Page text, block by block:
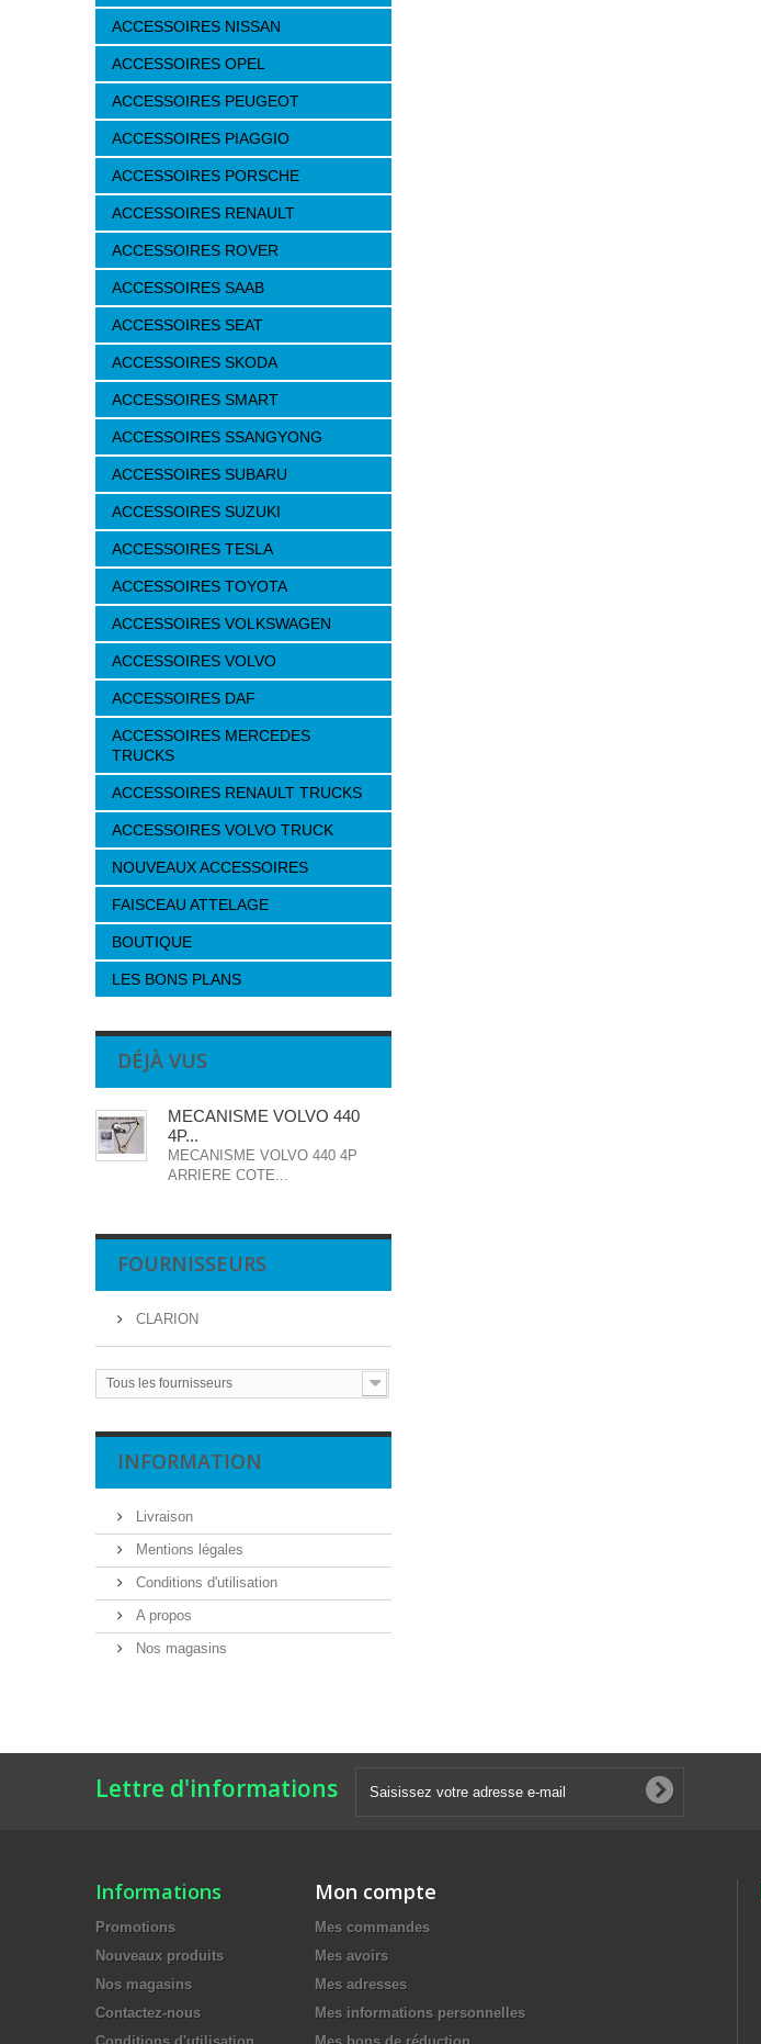
ACCESSOIRES NISSAN
ACCESSOIRES OPEL
ACCESSOIRES PEUGEOT
ACCESSOIRES PIAGGIO
ACCESSOIRES PORSCHE
ACCESSOIRES RENAULT
ACCESSOIRES ROVER
ACCESSOIRES SAAB
ACCESSOIRES SEAT
ACCESSOIRES SKODA
ACCESSOIRES SMART
ACCESSOIRES SSANGYONG
ACCESSOIRES SUBARU
ACCESSOIRES SUZUKI
ACCESSOIRES TESLA
ACCESSOIRES TOYOTA
ACCESSOIRES VOLKSWAGEN
ACCESSOIRES VOLVO
ACCESSOIRES DAF
ACCESSOIRES MERCEDES
TRUCKS
ACCESSOIRES RENAULT TRUCKS
ACCESSOIRES VOLVO TRUCK
NOUVEAUX ACCESSOIRES
FAISCEAU ATTELAGE
BOUTIQUE
LES BONS PLANS
DÉJÀ VUS
MECANISME VOLVO 440
4P...
MECANISME VOLVO 440 4P
ARRIERE COTE...
FOURNISSEURS
CLARION
Tous les fournisseurs
INFORMATION
Livraison
Mentions légales
Conditions d'utilisation
A propos
Nos magasins
Lettre d'informations
Informations
Promotions
Nouveaux produits
Nos magasins
Contactez-nous
Mon compte
Mes commandes
Mes avoirs
Mes adresses
Mes informations personnelles